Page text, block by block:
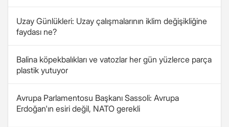
Uzay Günlükleri: Uzay çalışmalarının iklim değişikliğine
faydası ne?
Balina köpekbalıkları ve vatozlar her gün yüzlerce parça
plastik yutuyor
Avrupa Parlamentosu Başkanı Sassoli: Avrupa
Erdoğan'ın esiri değil, NATO gerekli